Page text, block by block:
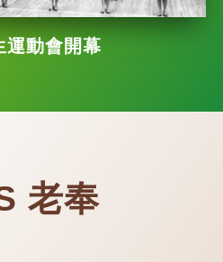
運動會開幕
老奉